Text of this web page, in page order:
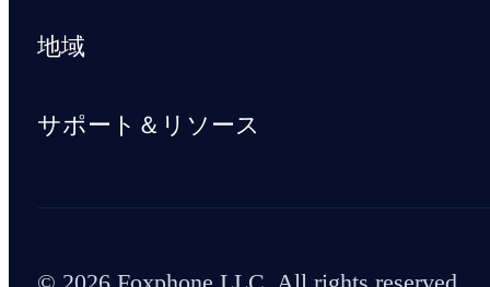
地域
サポート＆リソース